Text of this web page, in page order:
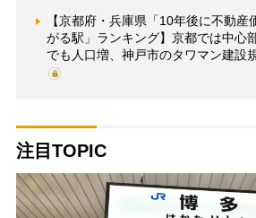
【京都府・兵庫県「10年後に不動産
がる駅」ランキング】京都では中心
でも人口増、神戸市のタワマン建設
注目TOPIC